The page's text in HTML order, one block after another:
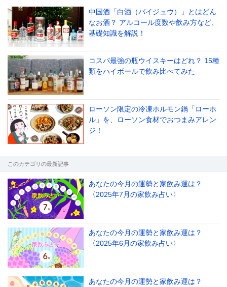
中国酒「白酒（バイジュウ）」とはどん
なお酒？ アルコール度数や飲み方など、
基礎知識を解説！
コスパ最強の瓶ウイスキーはどれ？ 15種
類をハイボールで飲み比べてみた
ローソン限定の冷凍ホルモン鍋「ローホ
ル」を、ローソン食材でおつまみアレン
ジ！
このカテゴリの最新記事
あなたの今月の運勢と家飲み運は？
〈2025年7月の家飲み占い〉
あなたの今月の運勢と家飲み運は？
〈2025年6月の家飲み占い〉
あなたの今月の運勢と家飲み運は？